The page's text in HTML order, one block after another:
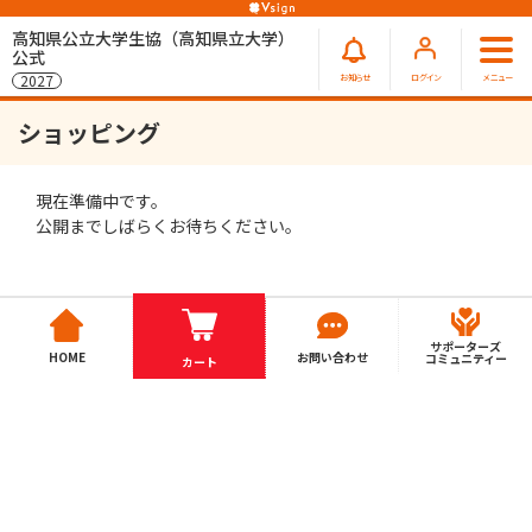
高知県公立大学生協（高知県立大学）
公式
2027 お知らせ ログイン メニュー
ショッピング
現在準備中です。
公開までしばらくお待ちください。
HOME カート お問い合わせ
サポーターズ
コミュニティー